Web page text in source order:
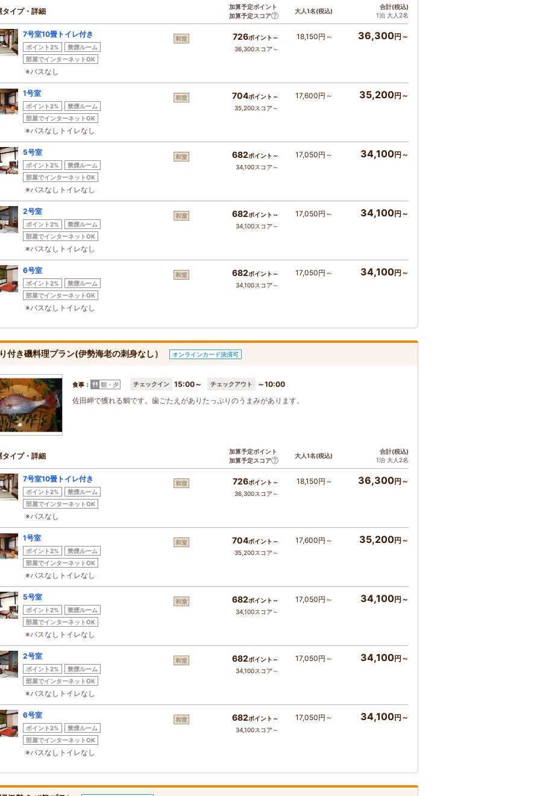
タイプ・詳細
加算予定ポイント
加算予定スコア
大人1名(税込)
合計(税込)
1泊 大人2名
7号室10畳トイレ付き
ポイント2%
禁煙ルーム
部屋でインターネットOK
※バスなし
和室 726ポイント～
36,300スコア～
18,150円～ 36,300円～
1号室
ポイント2%
禁煙ルーム
部屋でインターネットOK
※バスなしトイレなし
和室 704ポイント～
35,200スコア～
17,600円～ 35,200円～
5号室
ポイント2%
禁煙ルーム
部屋でインターネットOK
※バスなしトイレなし
和室 682ポイント～
34,100スコア～
17,050円～ 34,100円～
2号室
ポイント2%
禁煙ルーム
部屋でインターネットOK
※バスなしトイレなし
和室 682ポイント～
34,100スコア～
17,050円～ 34,100円～
6号室
ポイント2%
禁煙ルーム
部屋でインターネットOK
※バスなしトイレなし
和室 682ポイント～
34,100スコア～
17,050円～ 34,100円～
付き磯料理プラン(伊勢海老の刺身なし） オンラインカード決済可
食事： 朝・夕 チェックイン 15:00～ チェックアウト
～10:00
佐田岬で獲れる鯛です。歯ごたえがありたっぷりのうまみがあります。
タイプ・詳細
加算予定ポイント
加算予定スコア
大人1名(税込)
合計(税込)
1泊 大人2名
7号室10畳トイレ付き
ポイント2%
禁煙ルーム
部屋でインターネットOK
※バスなし
和室 726ポイント～
36,300スコア～
18,150円～ 36,300円～
1号室
ポイント2%
禁煙ルーム
部屋でインターネットOK
※バスなしトイレなし
和室 704ポイント～
35,200スコア～
17,600円～ 35,200円～
5号室
ポイント2%
禁煙ルーム
部屋でインターネットOK
※バスなしトイレなし
和室 682ポイント～
34,100スコア～
17,050円～ 34,100円～
2号室
ポイント2%
禁煙ルーム
部屋でインターネットOK
※バスなしトイレなし
和室 682ポイント～
34,100スコア～
17,050円～ 34,100円～
6号室
ポイント2%
禁煙ルーム
部屋でインターネットOK
※バスなしトイレなし
和室 682ポイント～
34,100スコア～
17,050円～ 34,100円～